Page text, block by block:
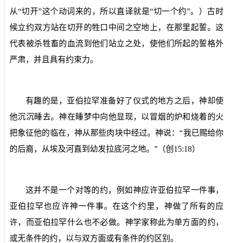
从“切开”这个动词来的，所以直译就是“切一个约”。）古时
候立约双方站在切开的牲口中间之空地上，在那里起誓。这
代表被杀牲畜的血流到他们站立之处，使他们所起的誓格外
严肃，并且具有约束力。
有趣的是，亚伯拉罕准备好了仪式的地方之后，神却使
他沉沉睡去。神在睡梦中向他显现，以冒烟的炉和烧着的火
把象征他的临在，神从那些肉块中经过。神说：“我已赐给你
的后裔，从埃及河直到幼发拉底河之地。”（创 15:18）
这并不是一个对等的约，例如神应许亚伯拉罕一件事，
亚伯拉罕也应许神一件事。在这个约里，神做了所有的应
许，而亚伯拉罕什么也不必做。神学家称此为单方面的约，
或无条件的约，以与双方面或有条件的约区别。